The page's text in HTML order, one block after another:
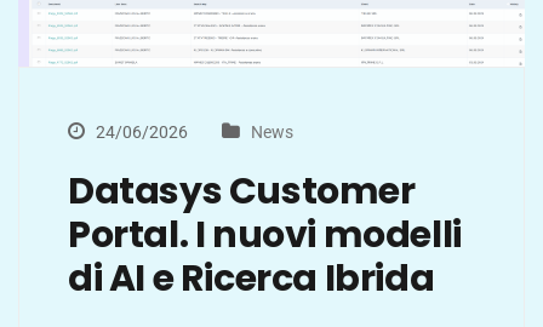
24/06/2026 News
Datasys Customer
Portal. I nuovi modelli
di AI e Ricerca Ibrida